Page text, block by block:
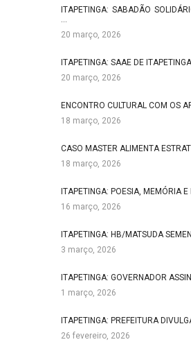
ITAPETINGA: SABADÃO
…
20 março, 2026
ITAPETINGA: SAAE DE
20 março, 2026
ENCONTRO CULTURAL COM OS
18 março, 2026
CASO MASTER ALIMENTA
18 março, 2026
ITAPETINGA: POESIA, MEMÓRIA
16 março, 2026
ITAPETINGA: HB/MATSUDA
3 março, 2026
ITAPETINGA: GOVERNADOR
1 março, 2026
ITAPETINGA: PREFEITURA
26 fevereiro, 2026